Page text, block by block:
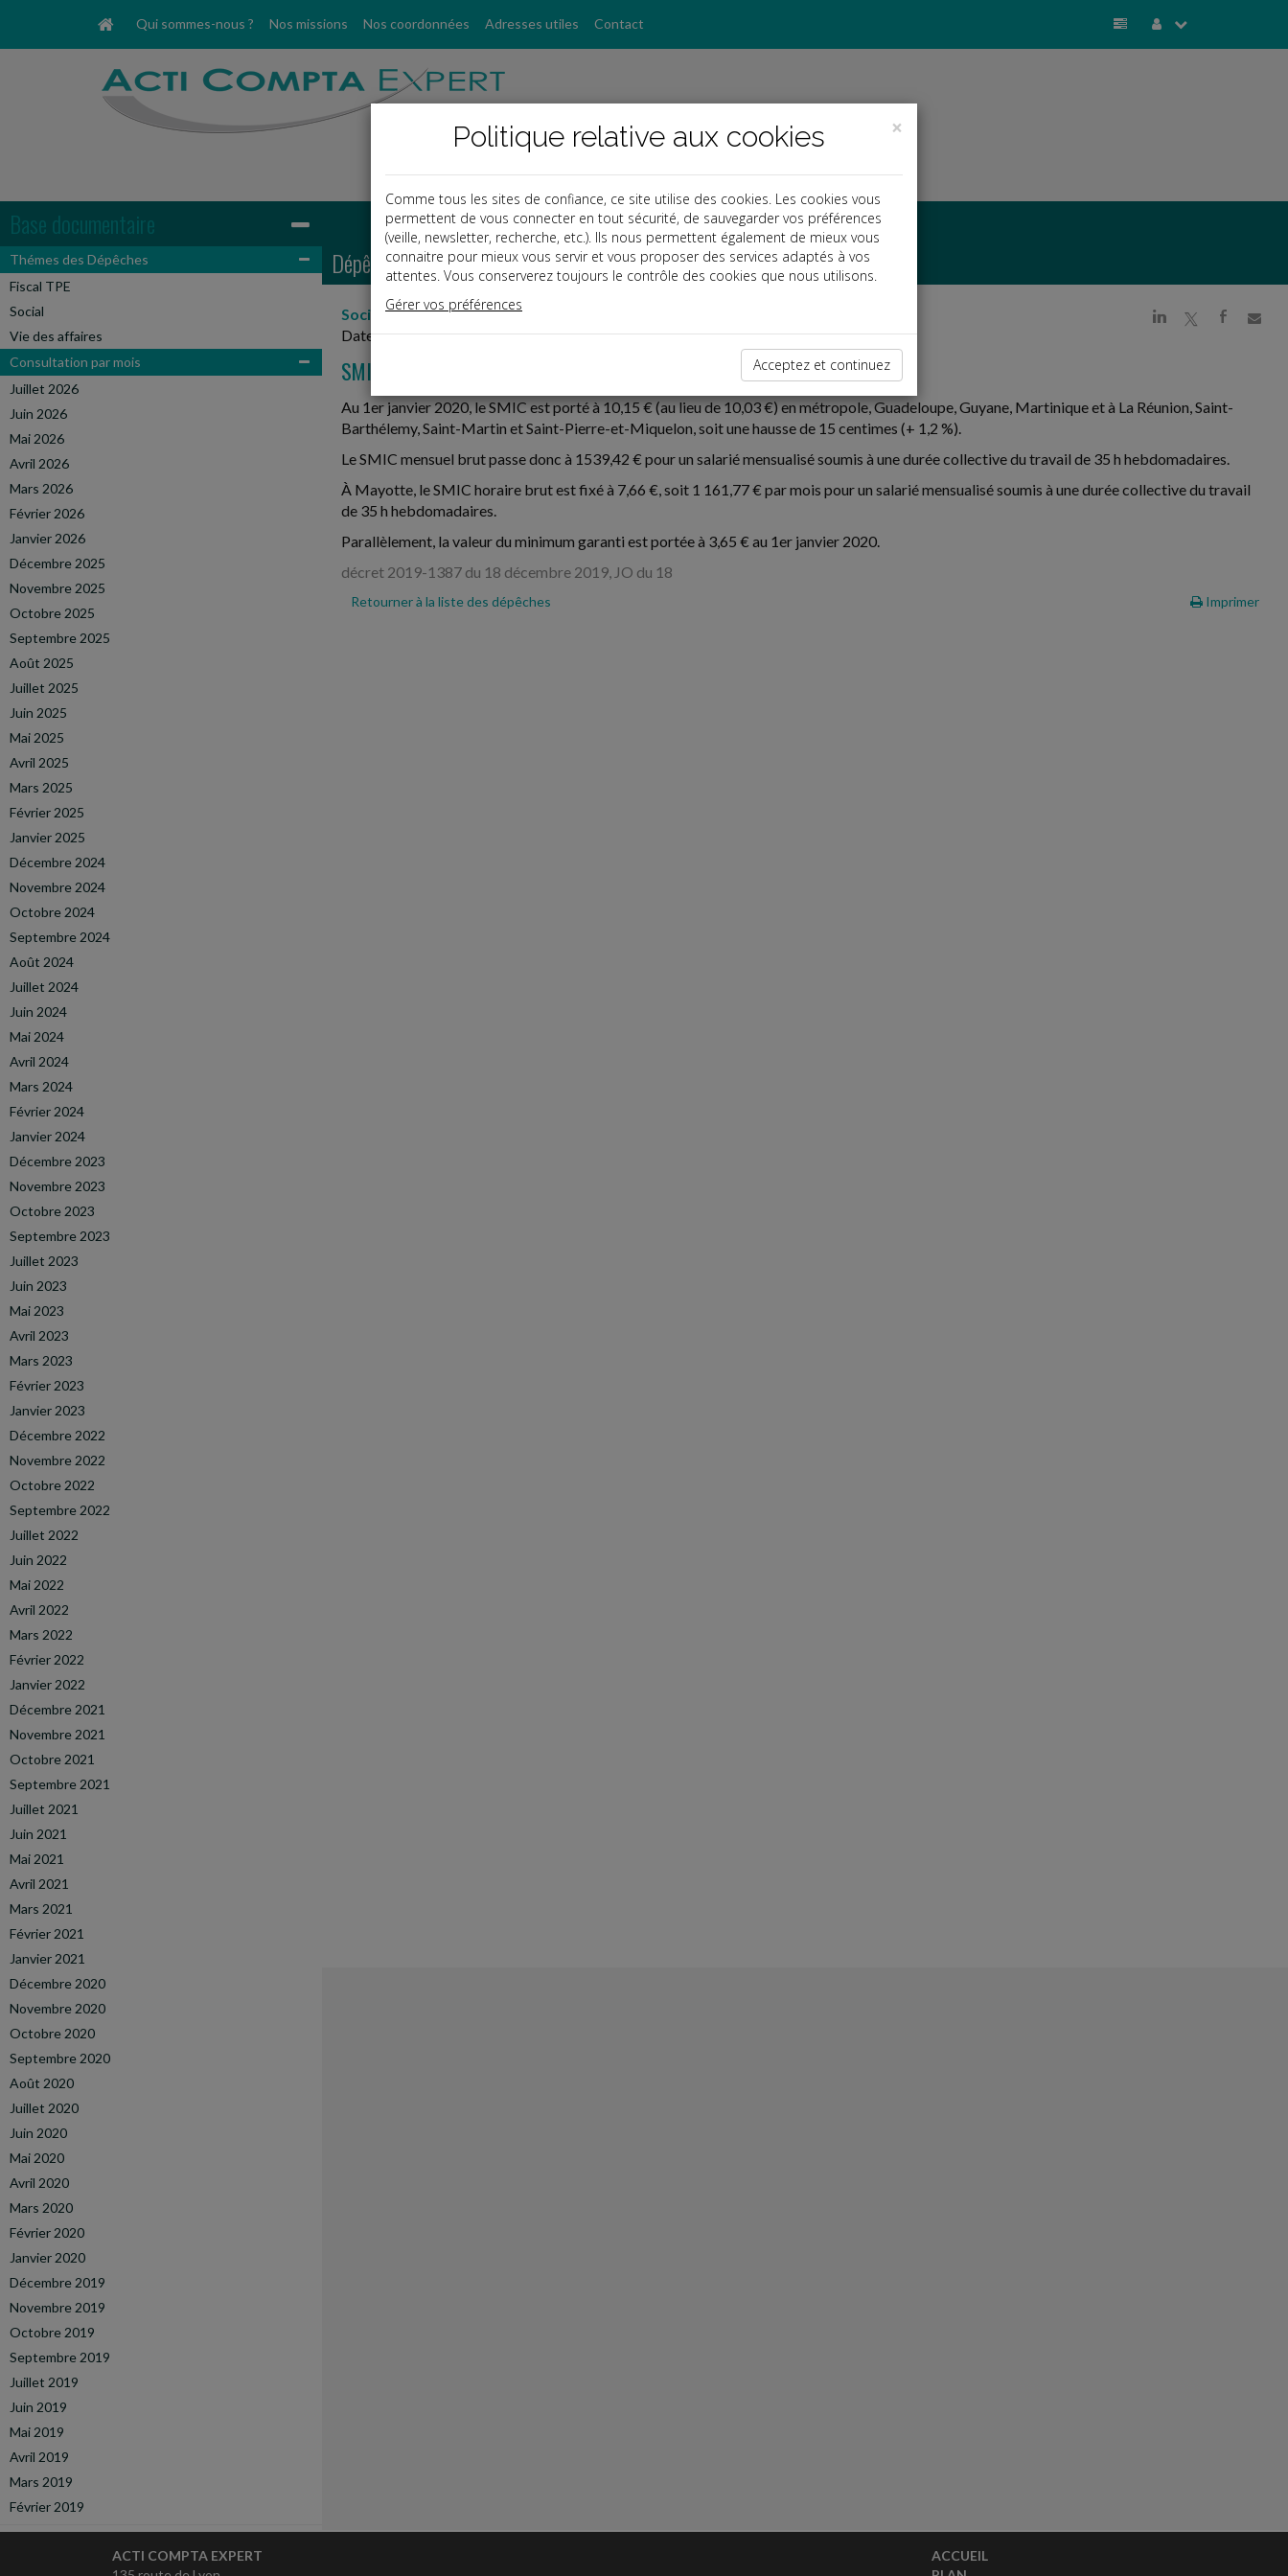
Qui sommes-nous ? Nos missions Nos coordonnées Adresses utiles Contact
Base documentaire
Thémes des Dépêches
Fiscal TPE
Social
Vie des affaires
Consultation par mois
Juillet 2026
Juin 2026
Mai 2026
Avril 2026
Mars 2026
Février 2026
Janvier 2026
Décembre 2025
Novembre 2025
Octobre 2025
Septembre 2025
Août 2025
Juillet 2025
Juin 2025
Mai 2025
Avril 2025
Mars 2025
Février 2025
Janvier 2025
Décembre 2024
Novembre 2024
Octobre 2024
Septembre 2024
Août 2024
Juillet 2024
Juin 2024
Mai 2024
Avril 2024
Mars 2024
Février 2024
Janvier 2024
Décembre 2023
Novembre 2023
Octobre 2023
Septembre 2023
Juillet 2023
Juin 2023
Mai 2023
Avril 2023
Mars 2023
Février 2023
Janvier 2023
Décembre 2022
Novembre 2022
Octobre 2022
Septembre 2022
Juillet 2022
Juin 2022
Mai 2022
Avril 2022
Mars 2022
Février 2022
Janvier 2022
Décembre 2021
Novembre 2021
Octobre 2021
Septembre 2021
Juillet 2021
Juin 2021
Mai 2021
Avril 2021
Mars 2021
Février 2021
Janvier 2021
Décembre 2020
Novembre 2020
Octobre 2020
Septembre 2020
Août 2020
Juillet 2020
Juin 2020
Mai 2020
Avril 2020
Mars 2020
Février 2020
Janvier 2020
Décembre 2019
Novembre 2019
Octobre 2019
Septembre 2019
Juillet 2019
Juin 2019
Mai 2019
Avril 2019
Mars 2019
Février 2019
Dépêches
j a b
Social, Paye
Date: 2019-12-30
SMIC À 10,15 € AU 1ER JANVIER 2020
Au 1er janvier 2020, le SMIC est porté à 10,15 € (au lieu de 10,03 €) en métropole, Guadeloupe, Guyane, Martinique et à La Réunion, Saint-
Barthélemy, Saint-Martin et Saint-Pierre-et-Miquelon, soit une hausse de 15 centimes (+ 1,2 %).
Le SMIC mensuel brut passe donc à 1539,42 € pour un salarié mensualisé soumis à une durée collective du travail de 35 h hebdomadaires.
À Mayotte, le SMIC horaire brut est fixé à 7,66 €, soit 1 161,77 € par mois pour un salarié mensualisé soumis à une durée collective du travail
de 35 h hebdomadaires.
Parallèlement, la valeur du minimum garanti est portée à 3,65 € au 1er janvier 2020.
décret 2019-1387 du 18 décembre 2019, JO du 18
Retourner à la liste des dépêches Imprimer
ACTI COMPTA EXPERT
ACCUEIL
×
Politique relative aux cookies
Comme tous les sites de confiance, ce site utilise des cookies. Les cookies vous
permettent de vous connecter en tout sécurité, de sauvegarder vos préférences
(veille, newsletter, recherche, etc.). Ils nous permettent également de mieux vous
connaitre pour mieux vous servir et vous proposer des services adaptés à vos
attentes. Vous conserverez toujours le contrôle des cookies que nous utilisons.
Gérer vos préférences
Acceptez et continuez